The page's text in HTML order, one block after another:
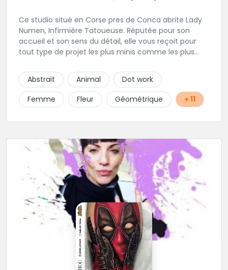
Ce studio situé en Corse pres de Conca abrite Lady
Numen, Infirmière Tatoueuse. Réputée pour son
accueil et son sens du détail, elle vous reçoit pour
tout type de projet les plus minis comme les plus
Abstrait
Animal
Dot work
Femme
Fleur Géométrique + 11